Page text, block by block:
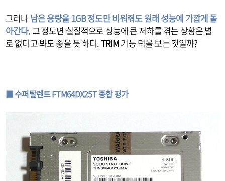
그러나 남은 용량을 1GB 정도만 비워줘도 원래 성능에 가깝게 돌
아간다. 그 정도면 실질적으로 성능에 큰 저하를 겪는 상황은 별
로 없다고 봐도 좋을 듯 하다.TRIM기능 덕을 보는 것일까?
■ 수퍼탈렌트 FTM64DX25T 종합 평가